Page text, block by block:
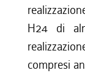
H24 di
compresi